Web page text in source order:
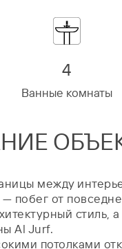
4
Ванные комнаты
между
от
стиль, а
Al Jurf.
потолками